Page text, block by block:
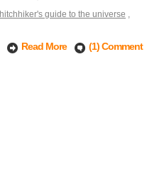
hitchhiker's guide to the universe ,
Read More (1) Comment